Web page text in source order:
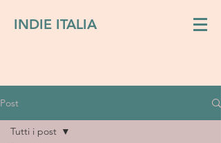
INDIE ITALIA
Post
Tutti i post